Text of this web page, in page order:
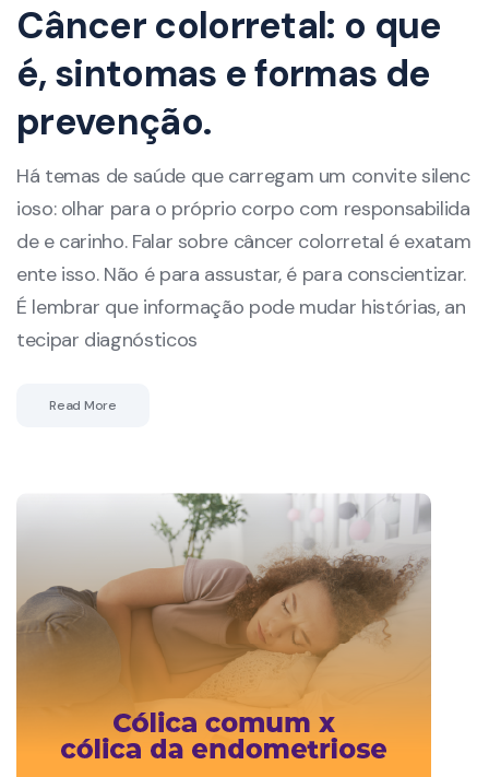
Câncer colorretal: o que
é, sintomas e formas de
prevenção.
Há temas de saúde que carregam um convite silenc
ioso: olhar para o próprio corpo com responsabilida
de e carinho. Falar sobre câncer colorretal é exatam
ente isso. Não é para assustar, é para conscientizar.
É lembrar que informação pode mudar histórias, an
tecipar diagnósticos
Read More